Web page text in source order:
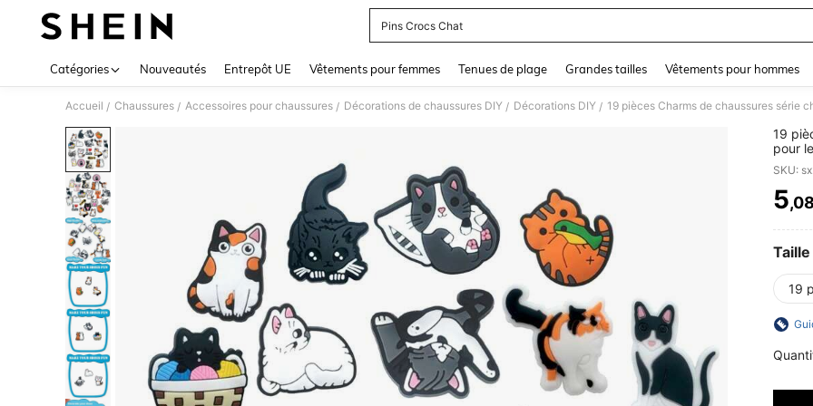
Pins Crocs Chat
Catégories Nouveautés Entrepôt UE Vêtements pour femmes Tenues de plage Grandes tailles Vêtements pour hommes
Accueil / Chaussures / Accessoires pour chaussures / Décorations de chaussures DIY / Décorations DIY /
19
pour
haute
PVC,
les
SKU:
5
Taille
19